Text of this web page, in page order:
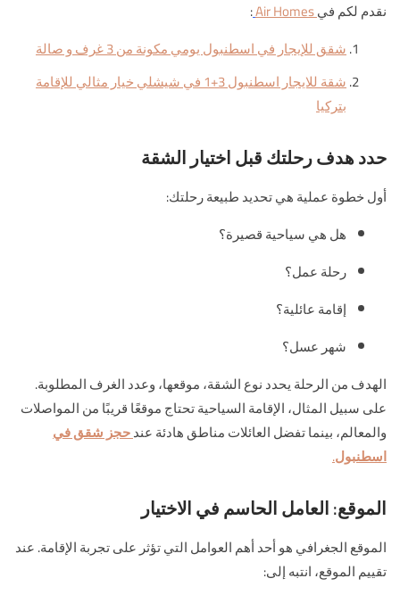
نقدم لكم فيAir Homes
:
شقق للإيجار في اسطنبول يومي مكونة من 3 غرف و صالة
شقة للايجار اسطنبول 3+1 في شيشلي خيار مثالي للإقامة
بتركيا
حدد هدف رحلتك قبل اختيار الشقة
أول خطوة عملية هي تحديد طبيعة رحلتك:
هل هي سياحية قصيرة؟
رحلة عمل؟
إقامة عائلية؟
شهر عسل؟
الهدف من الرحلة يحدد نوع الشقة، موقعها، وعدد الغرف المطلوبة.
على سبيل المثال، الإقامة السياحية تحتاج موقعًا قريبًا من المواصلات
والمعالم، بينما تفضل العائلات مناطق هادئة عندحجز شقق في
اسطنبول.
الموقع: العامل الحاسم في الاختيار
الموقع الجغرافي هو أحد أهم العوامل التي تؤثر على تجربة الإقامة. عند
تقييم الموقع، انتبه إلى: